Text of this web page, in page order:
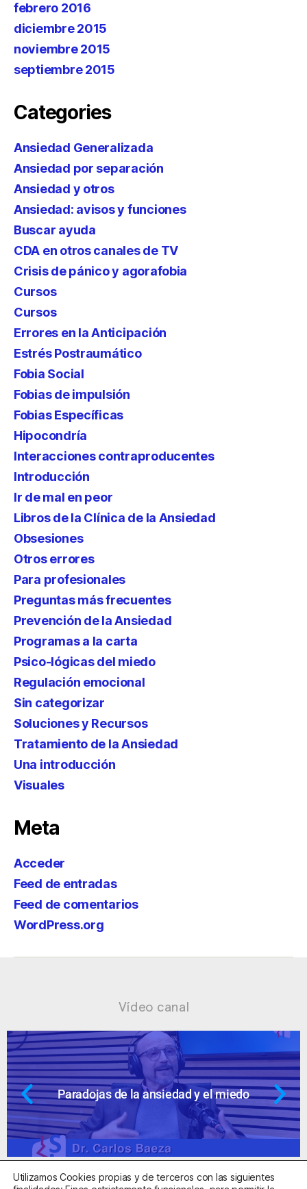
febrero 2016
diciembre 2015
noviembre 2015
septiembre 2015
Categories
Ansiedad Generalizada
Ansiedad por separación
Ansiedad y otros
Ansiedad: avisos y funciones
Buscar ayuda
CDA en otros canales de TV
Crisis de pánico y agorafobia
Cursos
Cursos
Errores en la Anticipación
Estrés Postraumático
Fobia Social
Fobias de impulsión
Fobias Específicas
Hipocondría
Interacciones contraproducentes
Introducción
Ir de mal en peor
Libros de la Clínica de la Ansiedad
Obsesiones
Otros errores
Para profesionales
Preguntas más frecuentes
Prevención de la Ansiedad
Programas a la carta
Psico-lógicas del miedo
Regulación emocional
Sin categorizar
Soluciones y Recursos
Tratamiento de la Ansiedad
Una introducción
Visuales
Meta
Acceder
Feed de entradas
Feed de comentarios
WordPress.org
Vídeo canal
Paradojas de la ansiedad y el miedo
Utilizamos Cookies propias y de terceros con las siguientes